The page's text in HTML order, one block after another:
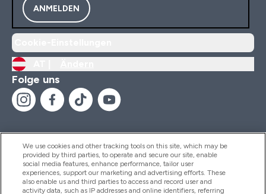
ANMELDEN
Folge uns
Hilfe Und Informationen
We use cookies and other tracking tools on this site, which may be
provided by third parties, to operate and secure our site, enable
social media features, enhance performance, tailor user
experiences, support our marketing and advertising efforts. These
also enable us and third parties to access and record user and
activity data, such as IP addresses and online identifiers, referring